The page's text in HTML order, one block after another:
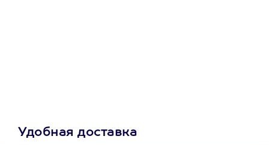
Удобная доставка